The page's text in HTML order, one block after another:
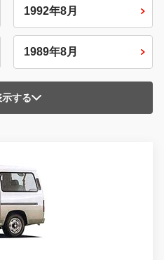
1992年8月
1989年8月
示する